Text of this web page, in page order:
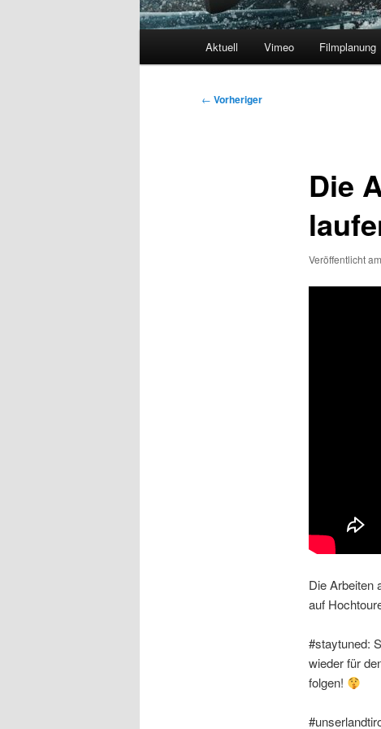
Aktuell Vimeo Filmplanung
Beitragsnavigation
← Vorheriger
Die
Veröffentlicht am
Die Arbeiten
auf
#staytuned:
wieder für
folgen!